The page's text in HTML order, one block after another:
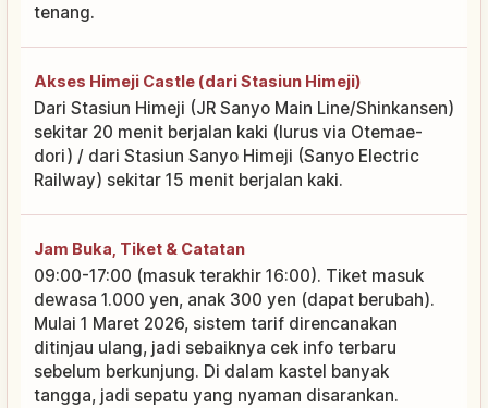
tenang.
Akses Himeji Castle (dari Stasiun Himeji)
Dari Stasiun Himeji (JR Sanyo Main Line/Shinkansen)
sekitar 20 menit berjalan kaki (lurus via Otemae-
dori) / dari Stasiun Sanyo Himeji (Sanyo Electric
Railway) sekitar 15 menit berjalan kaki.
Jam Buka, Tiket & Catatan
09:00-17:00 (masuk terakhir 16:00). Tiket masuk
dewasa 1.000 yen, anak 300 yen (dapat berubah).
Mulai 1 Maret 2026, sistem tarif direncanakan
ditinjau ulang, jadi sebaiknya cek info terbaru
sebelum berkunjung. Di dalam kastel banyak
tangga, jadi sepatu yang nyaman disarankan.